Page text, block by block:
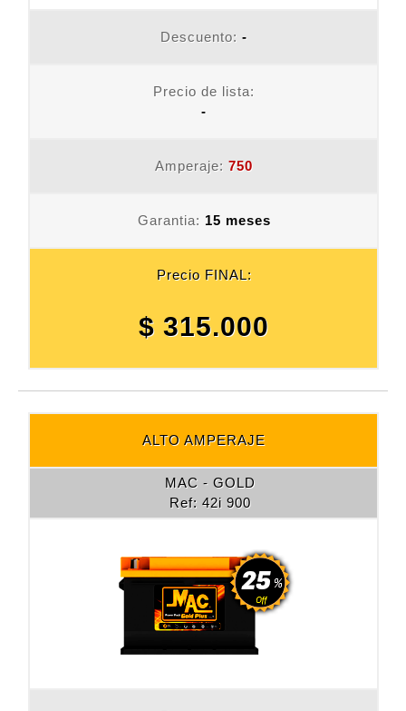
Descuento: -
Precio de lista:
-
Amperaje: 750
Garantia: 15 meses
Precio FINAL:
$ 315.000
ALTO AMPERAJE
MAC - GOLD
Ref: 42i 900